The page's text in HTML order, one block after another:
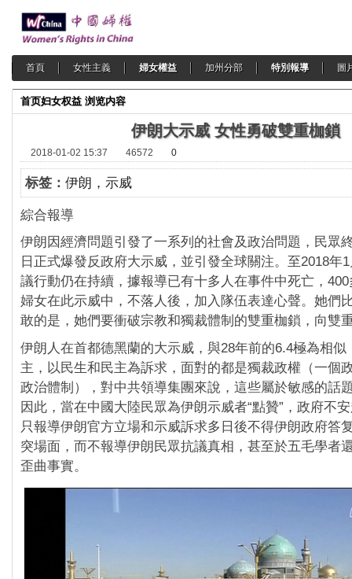
首頁 女性主義 婦女權益 加州分部 特別報導 圖
首页妇女权益 浏览内容
伊朗大示威 女性勇破雙重枷鎖
2018-01-02 15:37 46572 0
标签： 伊朗，示威
綜合報導
伊朗因經濟問題引發了一系列的社會及政治問題，民眾
日正式爆發反政府大示威，並引發全球關注。至2018年
議行動仍在持續，據報導已有十多人在事件中死亡，
婦女在此示威中，不落人後，加入隊伍表達心聲。她們
敢的是，她們要衝破宗教和獨裁體制的雙重枷鎖，向雙
伊朗人在首都德黑蘭的大示威，與28年前的6.4極為相似
主，以民生和民主為訴求，面對的都是獨裁政權（一個
政治體制），對中共領導集團來說，這些屬於敏感的話
因此，當在中國大陸民眾為伊朗示威者“點贊”，政府不
只報導伊朗官方立場和示威訴求多日後不得伊朗政府答
突場面，而不報導伊朗民眾抗議真相，甚至於五毛學者
歪曲事實。